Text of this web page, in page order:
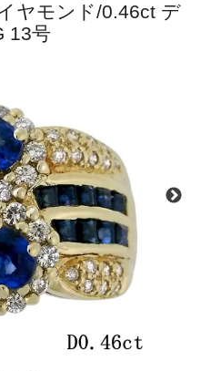
ヤモンド/0.46ct デ
13号